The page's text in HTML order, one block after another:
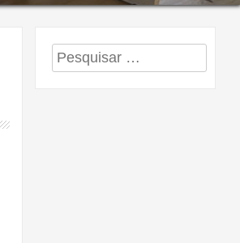
Pesquisar
por: